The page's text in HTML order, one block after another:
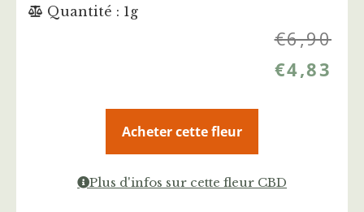
Quantité : 1g
€6,90
€4,83
Acheter cette fleur
Plus d'infos sur cette fleur CBD